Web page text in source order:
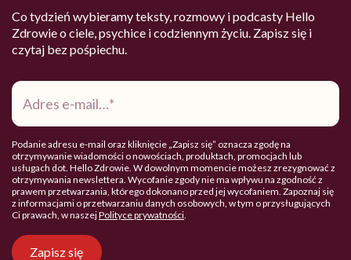
Co tydzień wybieramy teksty, rozmowy i podcasty Hello
Zdrowie o ciele, psychice i codziennym życiu. Zapisz się i
czytaj bez pośpiechu.
Adres
mail*
Podanie adresu e-mail oraz kliknięcie „Zapisz się” oznacza zgodę na
otrzymywanie wiadomości o nowościach, produktach, promocjach lub
usługach dot. Hello Zdrowie. W dowolnym momencie możesz zrezygnować z
otrzymywania newslettera. Wycofanie zgody nie ma wpływu na zgodność z
prawem przetwarzania, którego dokonano przed jej wycofaniem. Zapoznaj się
z informacjami o przetwarzaniu danych osobowych, w tym o przysługujących
Ci prawach, w naszejPolityce prywatności.
Zapisz się